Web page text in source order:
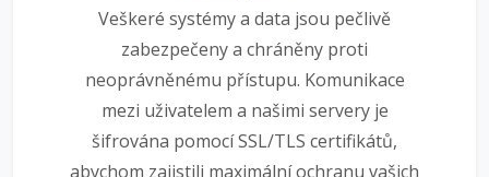
Veškeré systémy a data jsou pečlivě
zabezpečeny a chráněny proti
neoprávněnému přístupu. Komunikace
mezi uživatelem a našimi servery je
šifrována pomocí SSL/TLS certifikátů,
abychom zajistili maximální ochranu vašich